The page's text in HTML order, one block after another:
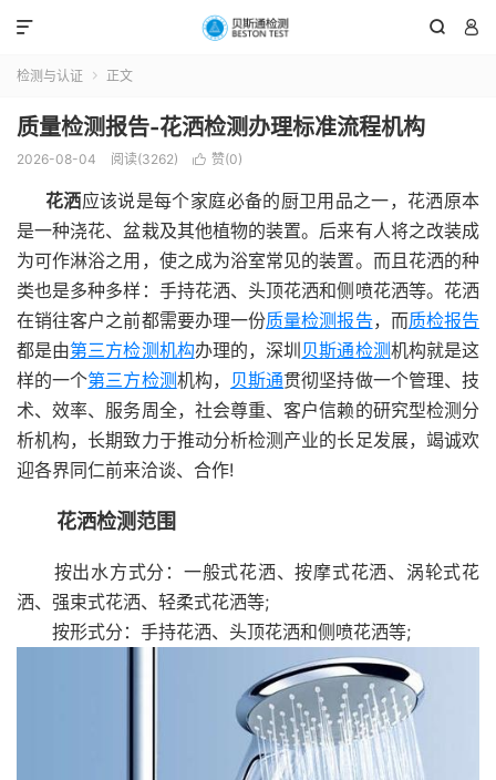
 

检测与认证  正文
质量检测报告-花洒检测办理标准流程机构
2026-08-04 阅读(3262)  赞(0)
花洒应该说是每个家庭必备的厨卫用品之一，花洒原本
是一种浇花、盆栽及其他植物的装置。后来有人将之改装成
为可作淋浴之用，使之成为浴室常见的装置。而且花洒的种
类也是多种多样：手持花洒、头顶花洒和侧喷花洒等。花洒
在销往客户之前都需要办理一份质量检测报告，而质检报告
都是由第三方检测机构办理的，深圳 贝斯通检测机构就是这
样的一个第三方检测机构， 贝斯通贯彻坚持做一个管理、技
术、效率、服务周全，社会尊重、客户信赖的研究型检测分
析机构，长期致力于推动分析检测产业的长足发展，竭诚欢
迎各界同仁前来洽谈、合作!
花洒检测范围
按出水方式分：一般式花洒、按摩式花洒、涡轮式花
洒、强束式花洒、轻柔式花洒等;
按形式分：手持花洒、头顶花洒和侧喷花洒等;